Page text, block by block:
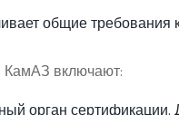
общие требования
включают: